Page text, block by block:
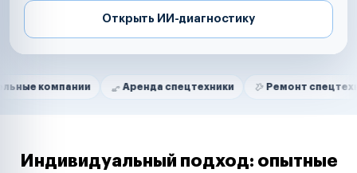
Открыть ИИ-диагностику
Нам доверяют
Аренда спецтехники Ремонт спецтехники
Маркетплейсы
Таксопарки
Индивидуальный подход: опытные